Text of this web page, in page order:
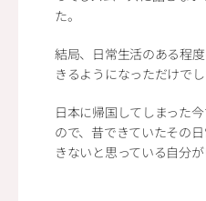
た。
結局、日常生活のある程
きるようになっただけでし
日本に帰国してしまった
ので、昔できていたその
きないと思っている自分が